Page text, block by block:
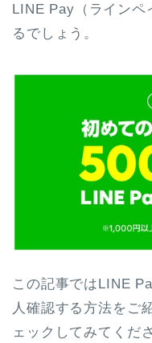
LINE Pay（ラインペ
るでしょう。
この記事ではLINE
人確認する方法をご
ェックしてみてくだ